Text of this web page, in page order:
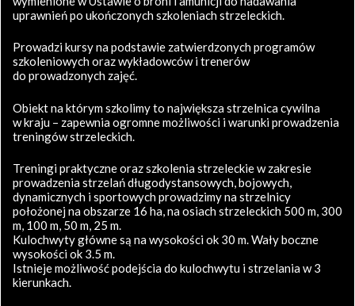
uprawnień po ukończonych szkoleniach strzeleckich.
Prowadzi kursy na podstawie zatwierdzonych programów
szkoleniowych oraz wykładowców i trenerów
do prowadzonych zajęć.
Obiekt na którym szkolimy to największa strzelnica cywilna
w kraju – zapewnia ogromne możliwości i warunki prowadzenia
treningów strzeleckich.
Treningi praktyczne oraz szkolenia strzeleckie w zakresie
prowadzenia strzelań długodystansowych, bojowych,
dynamicznych i sportowych prowadzimy na strzelnicy
położonej na obszarze 16 ha, na osiach strzeleckich 500 m, 300
m, 100 m, 50 m, 25 m.
Kulochwyty główne są na wysokości ok 30 m. Wały boczne
wysokości ok 3.5 m.
Istnieje możliwość podejścia do kulochwytu i strzelania w 3
kierunkach.